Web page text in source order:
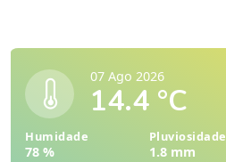
07 Ago 2026
14.4 °C
Humidade
78 %
Pluviosidade
1.8 mm